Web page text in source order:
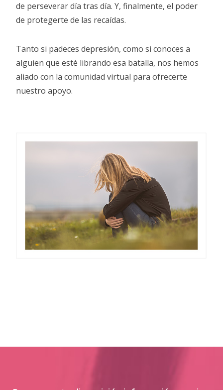
de perseverar día tras día. Y, finalmente, el poder
de protegerte de las recaídas.
Tanto si padeces depresión, como si conoces a
alguien que esté librando esa batalla, nos hemos
aliado con la comunidad virtual para ofrecerte
nuestro apoyo.